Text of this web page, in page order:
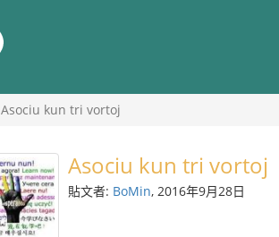
Asociu kun tri vortoj
Asociu kun tri vortoj
貼文者: BoMin, 2016年9月28日